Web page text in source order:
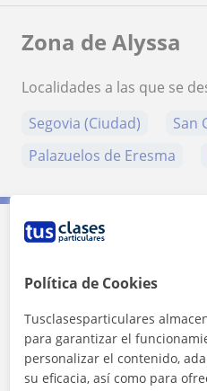
Zona de Alyssa
Localidades a las que se
Segovia (Ciudad)
San
Palazuelos de Eresma
Política de Cookies
Tusclasesparticulares
para garantizar el
personalizar el contenido,
su eficacia, así como para